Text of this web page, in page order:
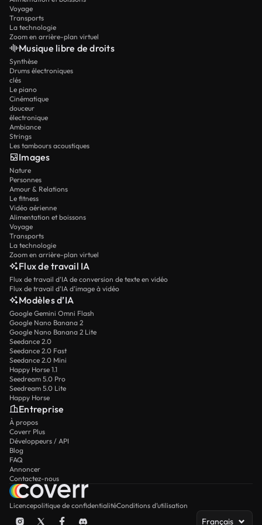
Voyage
Transports
La technologie
Zoom en arrière-plan virtuel
Musique libre de droits
Synthèse
Drums électroniques
clés
Le piano
Cinématique
douceur
électronique
Ambiance
Strings
Les tambours acoustiques
Images
Nature
Personnes
Amour & Relations
Le fitness
Vidéo aérienne
Alimentation et boissons
Voyage
Transports
La technologie
Zoom en arrière-plan virtuel
Flux de travail IA
Flux de travail d’IA de conversion de texte en vidéo
Flux de travail d’IA d’image à vidéo
Modèles d’IA
Google Gemini Omni Flash
Google Nano Banana 2
Google Nano Banana 2 Lite
Seedance 2.0
Seedance 2.0 Fast
Seedance 2.0 Mini
Happy Horse 1.1
Seedream 5.0 Pro
Seedream 5.0 Lite
Happy Horse
Entreprise
À propos
Coverr Plus
Développeurs / API
Blog
FAQ
Annoncer
Contactez-nous
Licencepolitique de confidentialitéConditions d’utilisation
Français